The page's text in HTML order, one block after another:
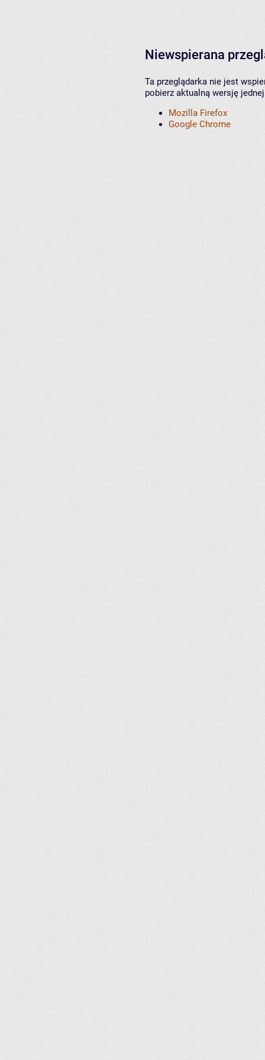
Niewspierana
Ta przeglądarka nie jest
pobierz aktualną wersję
Mozilla Firefox
Google Chrome